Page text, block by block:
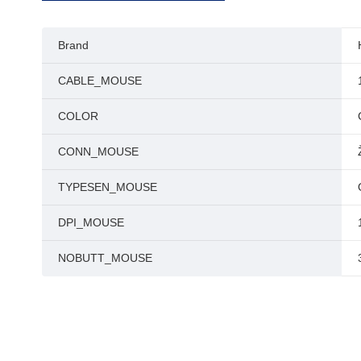
Brand
CABLE_MOUSE
COLOR
CONN_MOUSE
TYPESEN_MOUSE
DPI_MOUSE
NOBUTT_MOUSE